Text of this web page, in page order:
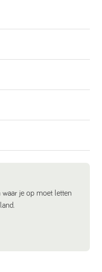
waar je op moet letten